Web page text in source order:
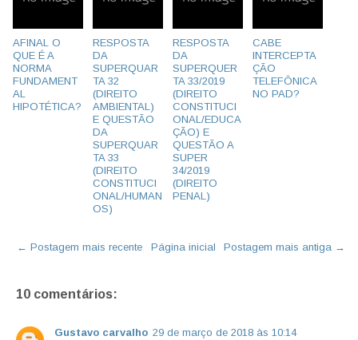
AFINAL O
QUE É A
NORMA
FUNDAMENT
AL
HIPOTÉTICA?
RESPOSTA
DA
SUPERQUAR
TA 32
(DIREITO
AMBIENTAL)
E QUESTÃO
DA
SUPERQUAR
TA 33
(DIREITO
CONSTITUCI
ONAL/HUMAN
OS)
RESPOSTA
DA
SUPERQUER
TA 33/2019
(DIREITO
CONSTITUCI
ONAL/EDUCA
ÇÃO) E
QUESTÃO A
SUPER
34/2019
(DIREITO
PENAL)
CABE
INTERCEPTA
ÇÃO
TELEFÔNICA
NO PAD?
← Postagem mais recente Postagem mais antiga →
Página inicial
10 comentários:
Gustavo carvalho 29 de março de 2018 às 10:14